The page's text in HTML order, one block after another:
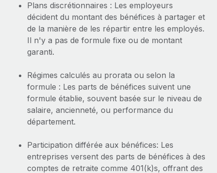
Demandez aux experts
Recevez des conseils d’experts sur les RH à
l’international et la conformité
Contrôles d’antécédents
candidats
Remote Watchtower
Gardez un temps d’avance sur les risques en
matière de conformité
Gestion des appareils
Achetez et suivez vos équipements informatiques
dans le monde entier
Explorez avec nous vos opportunités de partenariat
Remote Build
Bientôt disponible
Conseil en intégrations et automatisations assistées par
l’IA
ÉTUDES DE CAS
Données sur les salaires et les talents
Centre de ressources
Obtenir de l’aide
Voir toutes les ressources
BLOG
Paie multipays
Gestion des freelances
Plans discrétionnaires : Les employeurs
décident du montant des bénéfices à partager et
de la manière de les répartir entre les employés.
Il n'y a pas de formule fixe ou de montant
garanti.
Régimes calculés au prorata ou selon la
formule : Les parts de bénéfices suivent une
formule établie, souvent basée sur le niveau de
salaire, ancienneté, ou performance du
département.
Participation différée aux bénéfices: Les
entreprises versent des parts de bénéfices à des
comptes de retraite comme 401(k)s, offrant des